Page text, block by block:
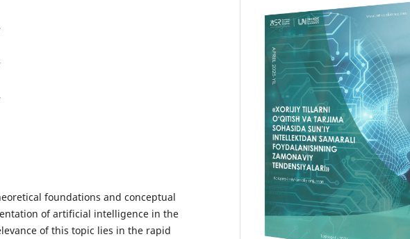
foundations and conceptual
of artificial intelligence in the
of this topic lies in the rapid